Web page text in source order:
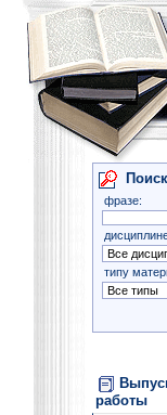
фразе:
типу
работы